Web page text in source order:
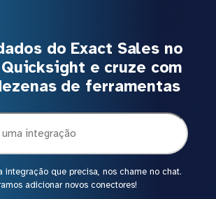
do Exact Sales no
e cruze com
de ferramentas
integração que precisa, nos chame no chat.
adicionar novos conectores!